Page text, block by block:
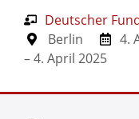
Deutscher
Berlin
4.
– 4. April 2025